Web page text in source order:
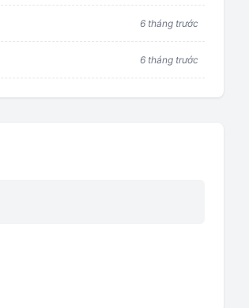
6 tháng trước
6 tháng trước